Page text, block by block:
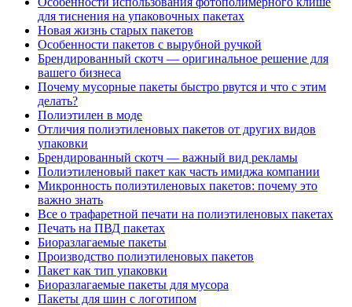
для тиснения на упаковочных пакетах
Новая жизнь старых пакетов
Особенности пакетов с вырубной ручкой
Брендированный скотч — оригинальное решение для
вашего бизнеса
Почему мусорные пакеты быстро рвутся и что с этим
делать?
Полиэтилен в моде
Отличия полиэтиленовых пакетов от других видов
упаковки
Брендированный скотч — важный вид рекламы
Полиэтиленовый пакет как часть имиджа компании
Микронность полиэтиленовых пакетов: почему это
важно знать
Все о трафаретной печати на полиэтиленовых пакетах
Печать на ПВД пакетах
Биоразлагаемые пакеты
Производство полиэтиленовых пакетов
Пакет как тип упаковки
Биоразлагаемые пакеты для мусора
Пакеты для шин с логотипом